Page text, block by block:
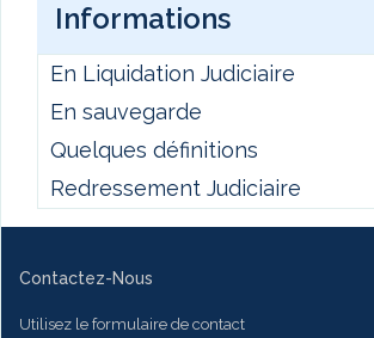
Informations
En Liquidation Judiciaire
En sauvegarde
Quelques définitions
Redressement Judiciaire
Contactez-Nous
Utilisez le formulaire de contact